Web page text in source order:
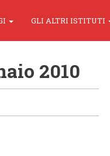
GLI ALTRI ISTITUTI
2010